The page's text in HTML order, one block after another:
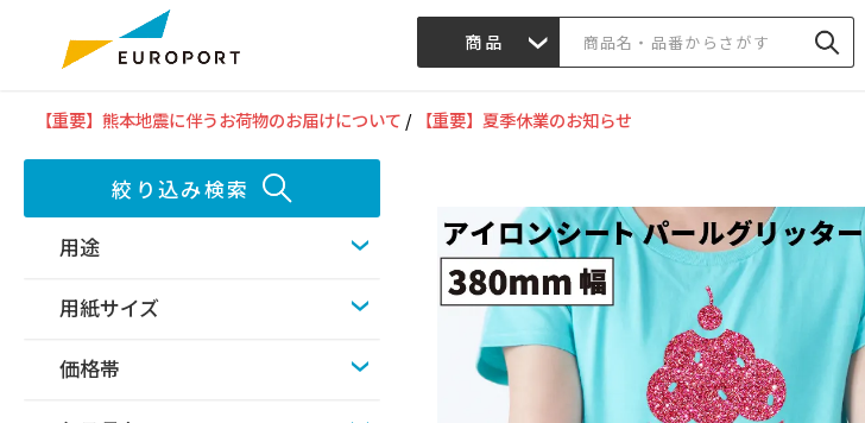
商品
【重要】熊本地震に伴うお荷物のお届けについて / 【重要】夏季休業のお知らせ
絞り込み検索
用途
用紙サイズ
価格帯